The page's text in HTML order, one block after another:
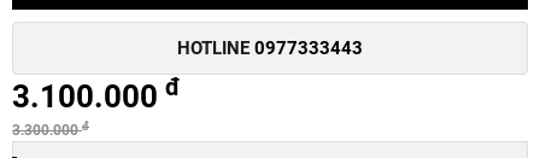
HOTLINE 0977333443
3.100.000 đ
3.300.000đ